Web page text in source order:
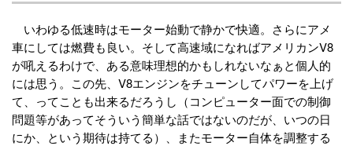
いわゆる低速時はモーター始動で静かで快適。さらにアメ
車にしては燃費も良い。そして高速域になればアメリカンV8
が吼えるわけで、ある意味理想的かもしれないなぁと個人的
には思う。この先、V8エンジンをチューンしてパワーを上げ
て、ってことも出来るだろうし（コンピューター面での制御
問題等があってそういう簡単な話ではないのだが、いつの日
にか、という期待は持てる）、またモーター自体を調整する